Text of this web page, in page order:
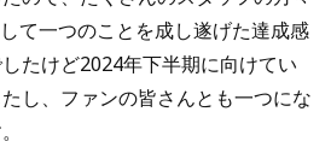
て一つのことを成し遂げた達成感
たけど2024年下半期に向けてい
し、ファンの皆さんとも一つにな